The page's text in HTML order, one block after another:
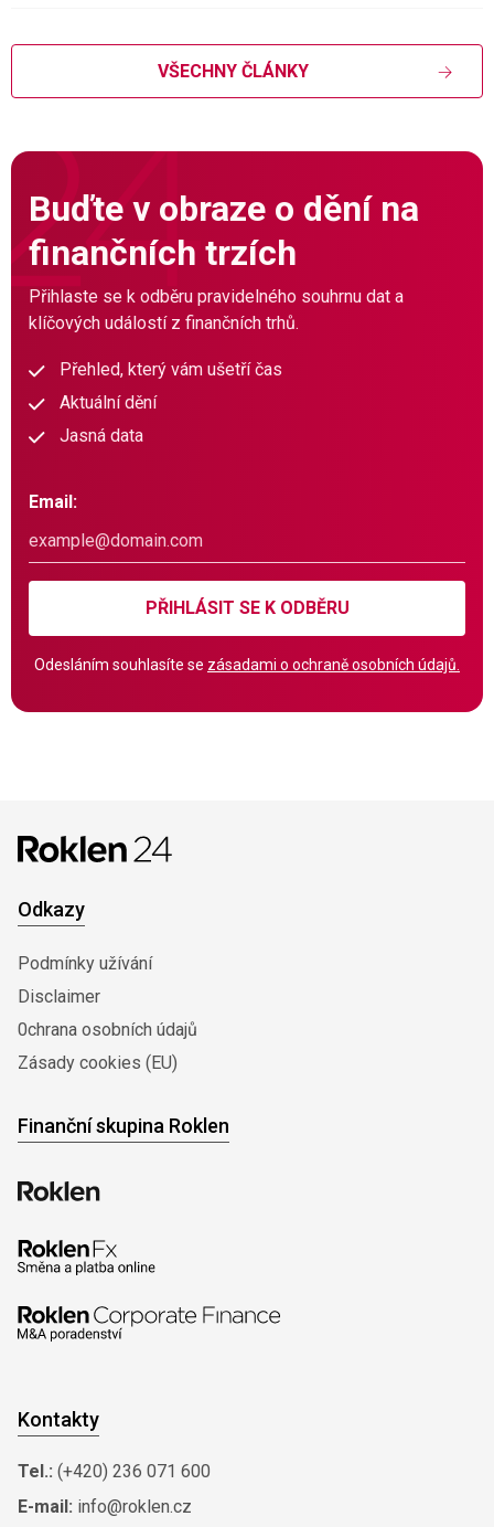
VŠECHNY ČLÁNKY
Buďte v obraze o dění na
finančních trzích
Přihlaste se k odběru pravidelného souhrnu dat a
klíčových událostí z finančních trhů.
Přehled, který vám ušetří čas
Aktuální dění
Jasná data
Email:
PŘIHLÁSIT SE K ODBĚRU
Odesláním souhlasíte se zásadami o ochraně osobních údajů.
Odkazy
Podmínky užívání
Disclaimer
0chrana osobních údajů
Zásady cookies (EU)
Finanční skupina Roklen
Kontakty
Tel.: (+420) 236 071 600
E-mail: info@roklen.cz